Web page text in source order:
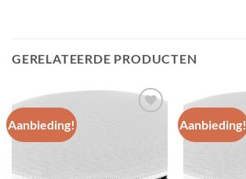
GERELATEERDE PRODUCTEN
Aanbieding!
Toevoegen
aan
wenslijst
Aanbieding!